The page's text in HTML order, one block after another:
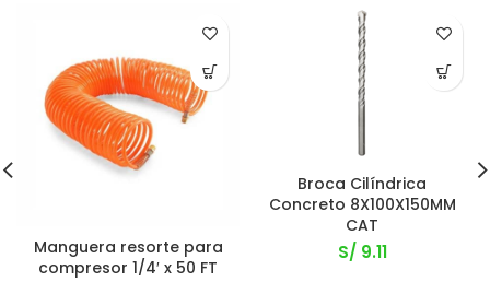
Manguera resorte para
compresor 1/4′ x 50 FT
Broca Cilíndrica
Concreto 8X100X150MM
CAT
S/ 9.11